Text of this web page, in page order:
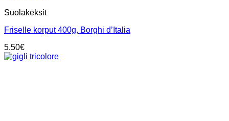
Suolakeksit
Friselle korput 400g, Borghi d’Italia
5.50€